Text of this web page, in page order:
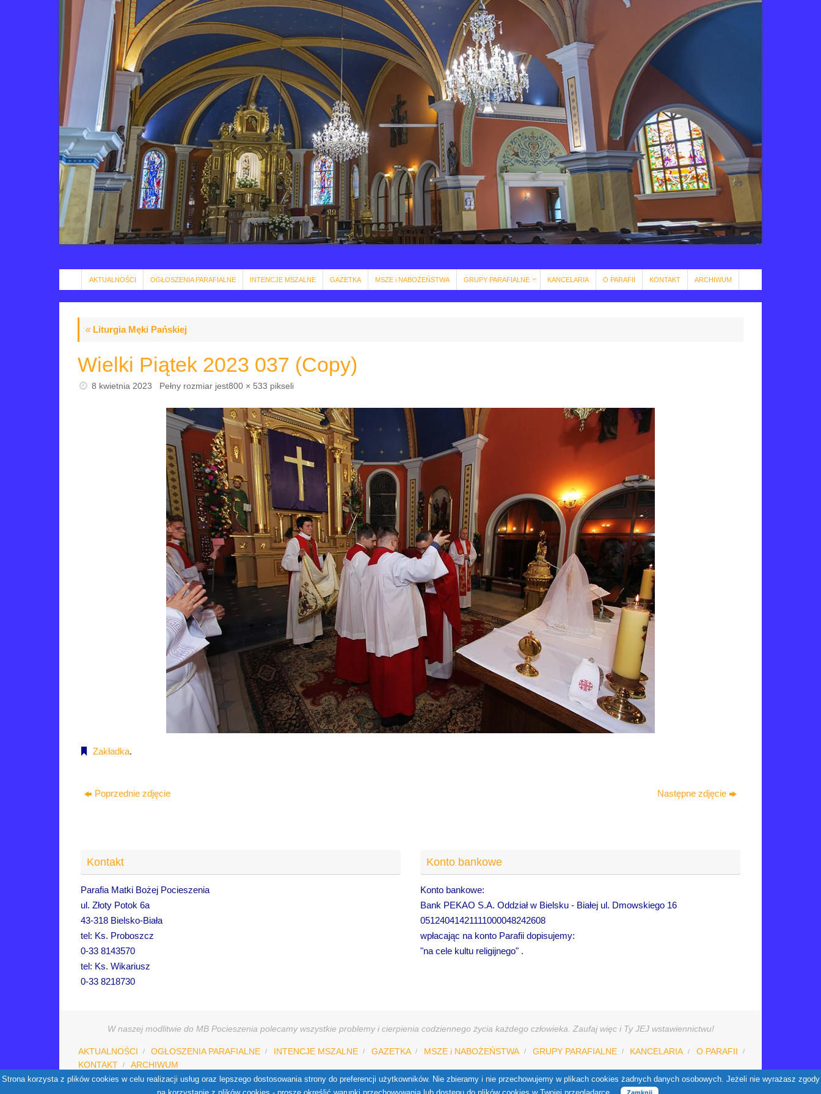
AKTUALNOŚCI OGŁOSZENIA PARAFIALNE INTENCJE MSZALNE GAZETKA MSZE i NABOŻEŃSTWA GRUPY PARAFIALNE KANCELARIA O PARAFII KONTAKT ARCHIWUM
«Liturgia Męki Pańskiej
Wielki Piątek 2023 037 (Copy)
8 kwietnia 2023 Pełny rozmiar jest800 × 533 pikseli
Zakładka.
Poprzednie zdjęcie Następne zdjęcie
Kontakt
Parafia Matki Bożej Pocieszenia
ul. Złoty Potok 6a
43-318 Bielsko-Biała
tel: Ks. Proboszcz
0-33 8143570
tel: Ks. Wikariusz
0-33 8218730
Konto bankowe
Konto bankowe:
Bank PEKAO S.A. Oddział w Bielsku - Białej ul. Dmowskiego 16
05124041421111000048242608
wpłacając na konto Parafii dopisujemy:
"na cele kultu religijnego" .
W naszej modlitwie do MB Pocieszenia polecamy wszystkie problemy i cierpienia codziennego życia każdego człowieka. Zaufaj więc i Ty JEJ wstawiennictwu!
AKTUALNOŚCI OGŁOSZENIA PARAFIALNE INTENCJE MSZALNE GAZETKA MSZE i NABOŻEŃSTWA GRUPY PARAFIALNE KANCELARIA
O PARAFII
KONTAKT
ARCHIWUM
W oparciu oTempera&WordPress.
Strona korzysta z plików cookies w celu realizacji usług oraz lepszego dostosowania strony do preferencji użytkowników. Nie zbieramy i nie przechowujemy w plikach cookies żadnych danych osobowych. Jeżeli nie wyrażasz zgody